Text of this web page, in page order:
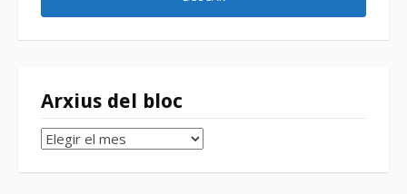
Arxius del bloc
Arxius
bloc